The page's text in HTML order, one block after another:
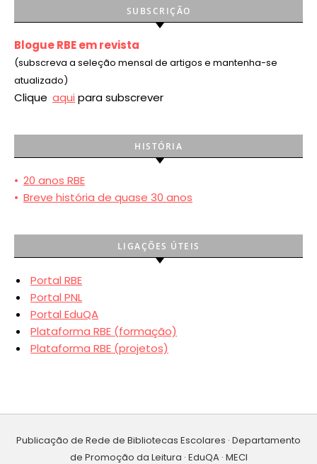
SUBSCRIÇÃO
Blogue RBE em revista
(subscreva a seleção mensal de artigos e mantenha-se
atualizado)
Clique aqui para subscrever
HISTÓRIA
• 20 anos RBE
• Breve história de quase 30 anos
LIGAÇÕES ÚTEIS
Portal RBE
Portal PNL
Portal EduQA
Plataforma RBE (formação)
Plataforma RBE (projetos)
Publicação de Rede de Bibliotecas Escolares · Departamento
de Promoção da Leitura · EduQA · MECI